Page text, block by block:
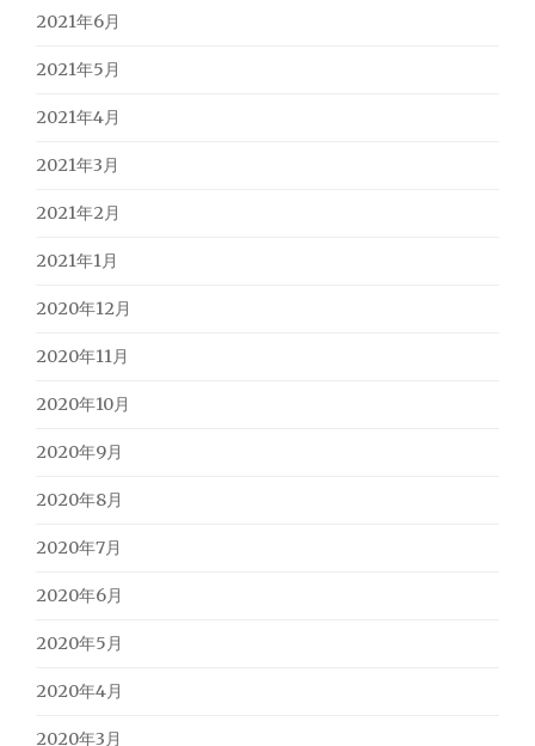
2021年6月
2021年5月
2021年4月
2021年3月
2021年2月
2021年1月
2020年12月
2020年11月
2020年10月
2020年9月
2020年8月
2020年7月
2020年6月
2020年5月
2020年4月
2020年3月